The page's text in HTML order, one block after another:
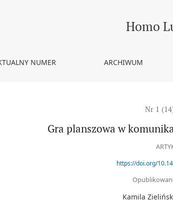
definicyjne Homo
NUMER ARCHIWUM
Nr 1
Gra planszowa w
https://doi.org/
Kamila